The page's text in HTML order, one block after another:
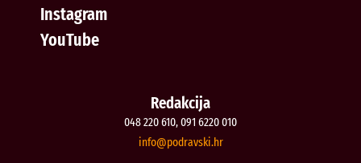
Instagram
YouTube
Redakcija
048 220 610, 091 6220 010
rh.iksvardop
@ofni